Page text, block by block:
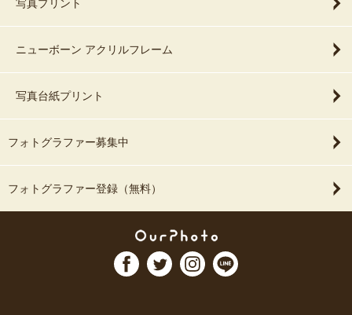
写真プリント
ニューボーン アクリルフレーム
写真台紙プリント
フォトグラファー募集中
フォトグラファー登録（無料）